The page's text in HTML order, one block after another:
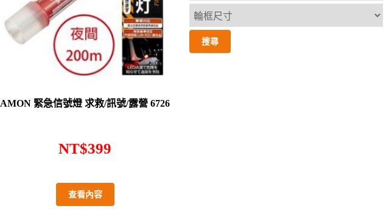
AMON 緊急信號燈 求救/訊號/露營 6726
NT$399
查看內容